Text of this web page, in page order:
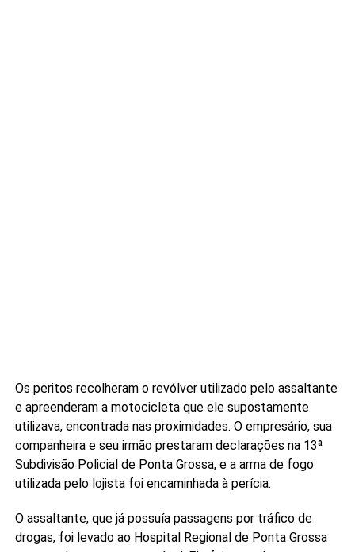
Os peritos recolheram o revólver utilizado pelo assaltante
e apreenderam a motocicleta que ele supostamente
utilizava, encontrada nas proximidades. O empresário, sua
companheira e seu irmão prestaram declarações na 13ª
Subdivisão Policial de Ponta Grossa, e a arma de fogo
utilizada pelo lojista foi encaminhada à perícia.
O assaltante, que já possuía passagens por tráfico de
drogas, foi levado ao Hospital Regional de Ponta Grossa